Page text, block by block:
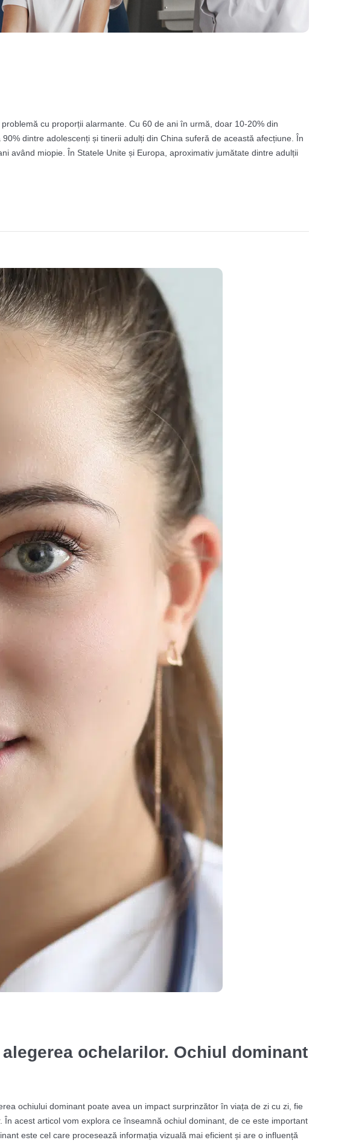
cu proporții alarmante. Cu 60 de ani în urmă, doar 10-20% din
dintre adolescenți și tinerii adulți din China suferă de această afecțiune. În
având miopie. În Statele Unite și Europa, aproximativ jumătate dintre adulții
ochelarilor. Ochiul dominant
ochiului dominant poate avea un impact surprinzător în viața de zi cu zi, fie
acest articol vom explora ce înseamnă ochiul dominant, de ce este important
este cel care procesează informația vizuală mai eficient și are o influență